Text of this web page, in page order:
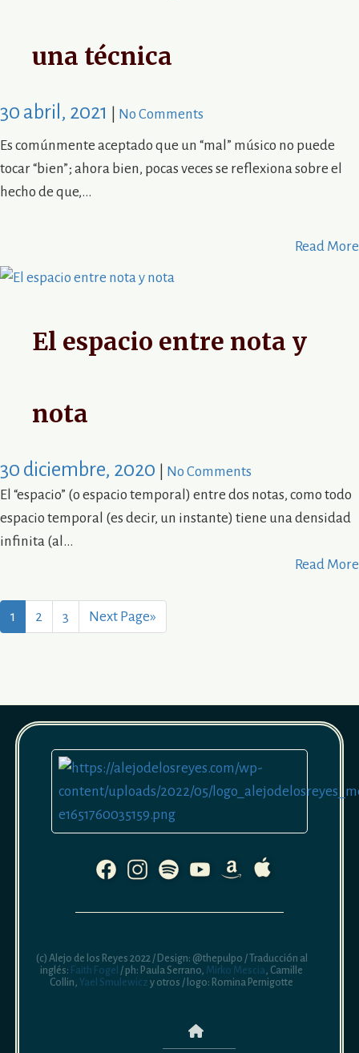
una técnica
30 abril, 2021 No Comments
Es comúnmente aceptado que un “mal” músico no puede
tocar “bien”; ahora bien, pocas veces se reflexiona sobre el
hecho de que,…
Read More
El espacio entre nota y
nota
30 diciembre, 2020
No Comments
El “espacio” (o espacio temporal) entre dos notas, como todo
espacio temporal (es decir, un instante) tiene una densidad
infinita (al...
Read More
1 2 3 Next Page»
(c) Alejo de los Reyes 2022 / Design: @thepulpo / Traducción al
inglés: Faith Fogel / ph: Paula Serrano, Mirko Mescia, Camille
Collin, Yael Smulewicz y otros / logo: Romina Pernigotte